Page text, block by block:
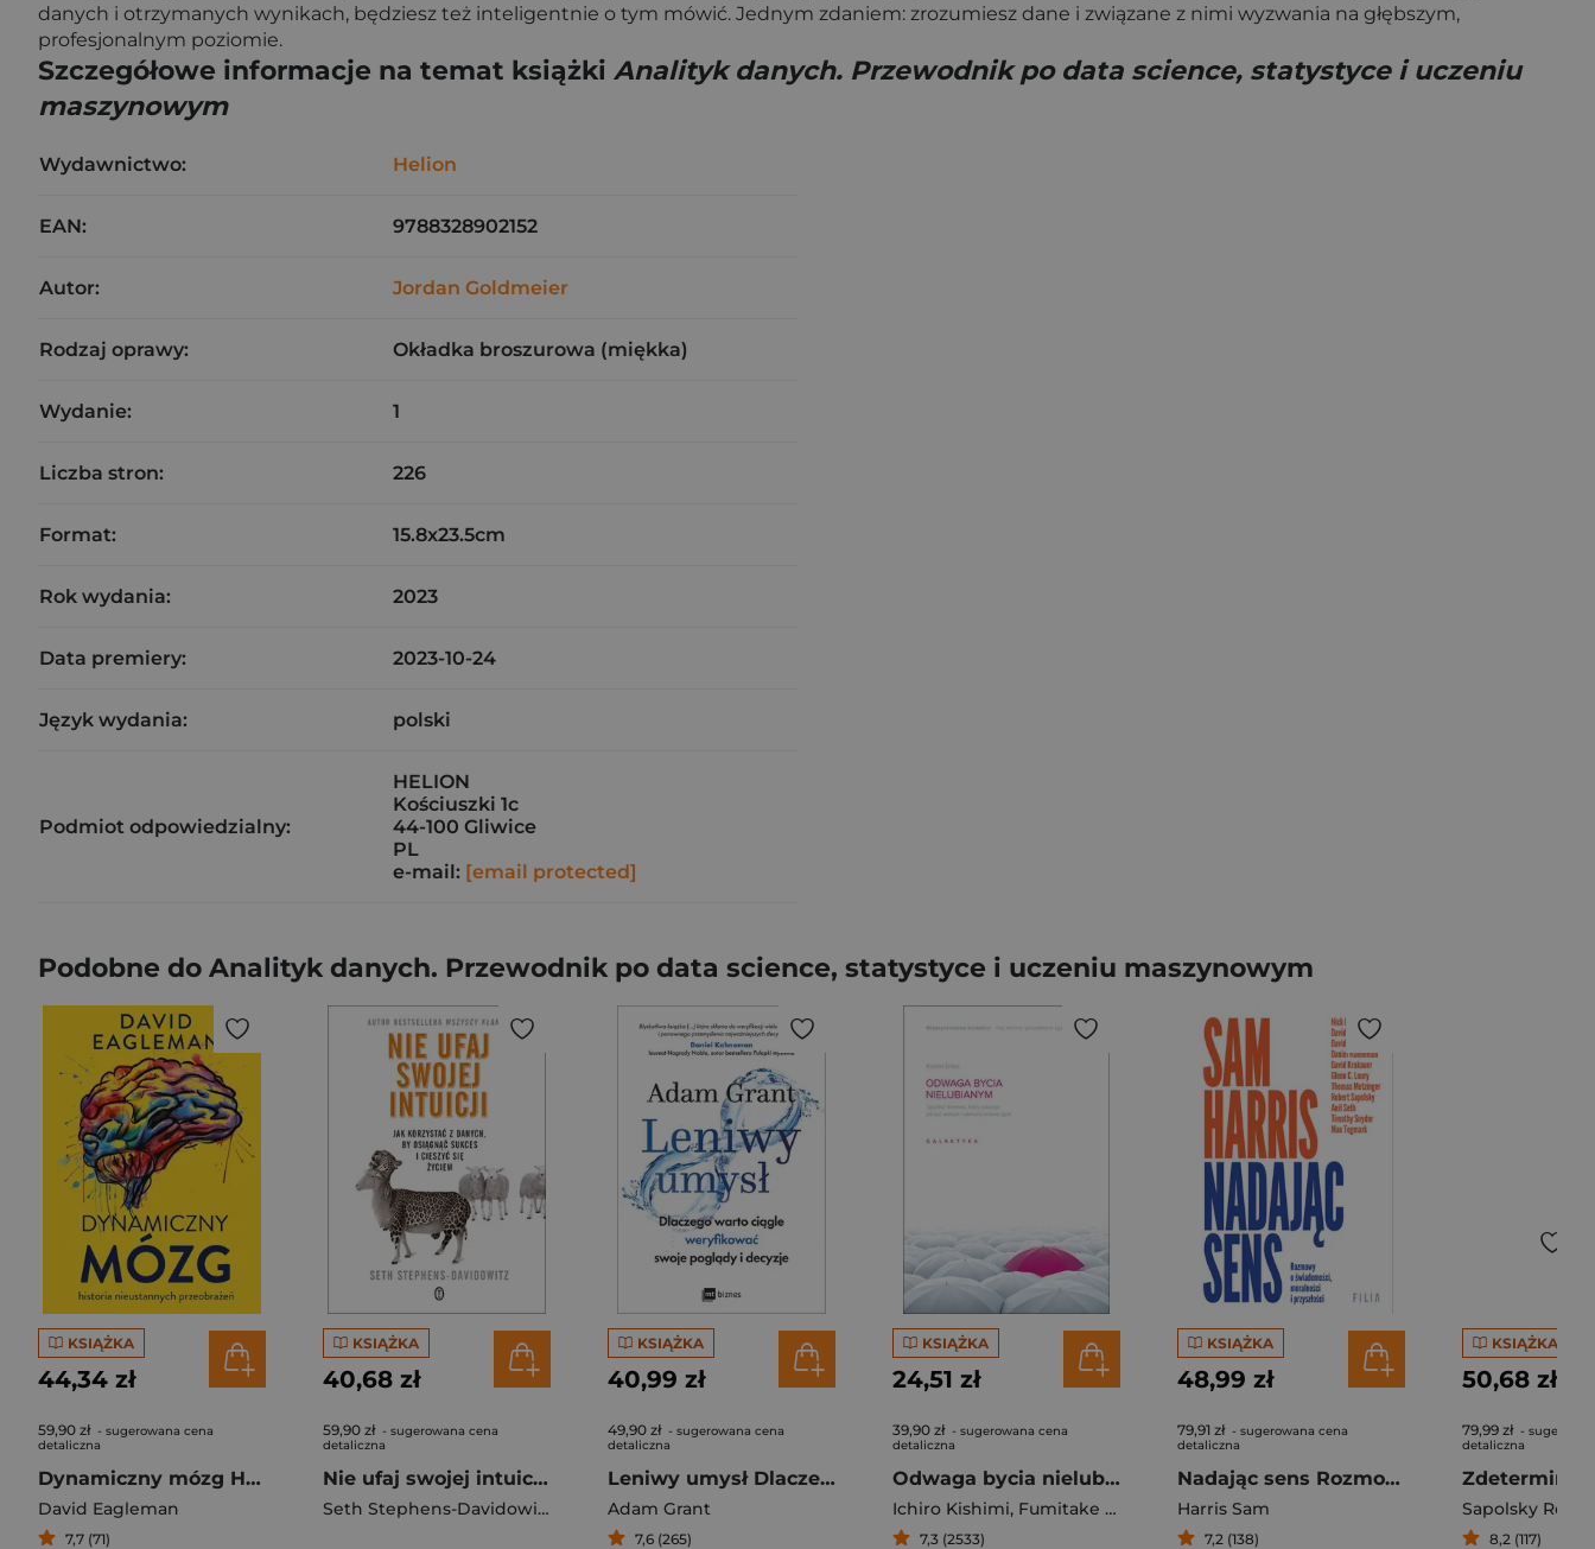
danych i otrzymanych wynikach, będziesz też inteligentnie o tym mówić. Jednym zdaniem: zrozumiesz dane i związane z nimi wyzwania na głębszym,
profesjonalnym poziomie.
Szczegółowe informacje na temat książki Analityk danych. Przewodnik po data science, statystyce i uczeniu
maszynowym
Wydawnictwo: Helion
EAN: 9788328902152
Autor: Jordan Goldmeier
Rodzaj oprawy: Okładka broszurowa (miękka)
Wydanie: 1
Liczba stron: 226
Format: 15.8x23.5cm
Rok wydania: 2023
Data premiery: 2023-10-24
Język wydania: polski
Podmiot odpowiedzialny:
HELION
Kościuszki 1c
44-100 Gliwice
PL
e-mail: [email protected]
Podobne do Analityk danych. Przewodnik po data science, statystyce i uczeniu maszynowym
KSIĄŻKA
44,34 zł
59,90 zł - sugerowana cena
detaliczna
Dynamiczny mózg Historia nieustannych przeobrażeń
David Eagleman
7,7 (71)
KSIĄŻKA
40,68 zł
59,90 zł - sugerowana cena
detaliczna
Nie ufaj swojej intuicji Jak korzystać z danych, by osiągnąć sukces i cieszyć się życiem
Seth Stephens-Davidowitz
KSIĄŻKA
40,99 zł
49,90 zł - sugerowana cena
detaliczna
Leniwy umysł Dlaczego warto ciągle weryfikować swoje poglądy i decyzje
Adam Grant
7,6 (265)
KSIĄŻKA
24,51 zł
39,90 zł - sugerowana cena
detaliczna
Odwaga bycia nielubianym Japoński fenomen, który pokazuje, jak być wolnym i odmienić własne życie
Ichiro Kishimi, Fumitake Koga
7,3 (2533)
KSIĄŻKA
48,99 zł
79,91 zł - sugerowana cena
detaliczna
Nadając sens Rozmowy o świadomości, moralności i przyszłości
Harris Sam
7,2 (138)
KSIĄŻKA
50,68 zł
79,99 zł -
detaliczna
Sapolsky
8,2 (117)